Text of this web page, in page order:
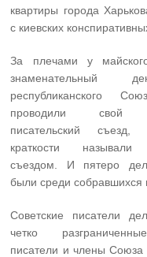
квартиры города
с киевских
За плечами у
знаменательный
республиканского
проводили свой
писательский
краткости называли
съездом. И пятеро
были среди собравшихся
Советские писатели
четко
писатели и члены Союза